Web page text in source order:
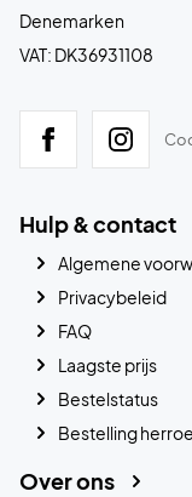
Denemarken
VAT: DK36931108
Hulp & contact
Algemene
Privacybeleid
FAQ
Laagste prijs
Bestelstatus
Bestelling
Over ons